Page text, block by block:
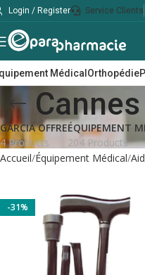
Login / Register Service Clients
MédicalOrthopédie
Cannes
GARCIA OFFRE
4 Products
ÉQUIPEMENT
204 Products
Accueil Équipement Médical
-31%